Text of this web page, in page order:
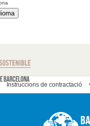
Barcelona
Instruccions de contractació